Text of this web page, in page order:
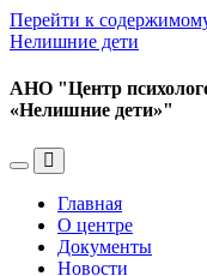
Перейти к
Нелишние дети
АНО "Центр
«Нелишние дети»"
Переключить
меню
Переключить
поле
поиска
Главная
О центре
Документы
Новости